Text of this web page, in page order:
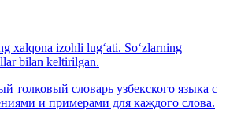
xalqona izohli lug‘ati. So‘zlarning
bilan keltirilgan.
толковый словарь узбекского языка с
и примерами для каждого слова.